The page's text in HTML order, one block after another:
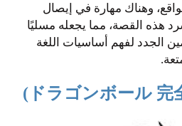
وهناك مهارة في إيصال
سرد هذه ​​القصة، مما يجعله مسليًا
الجدد لفهم أساسيات اللغة